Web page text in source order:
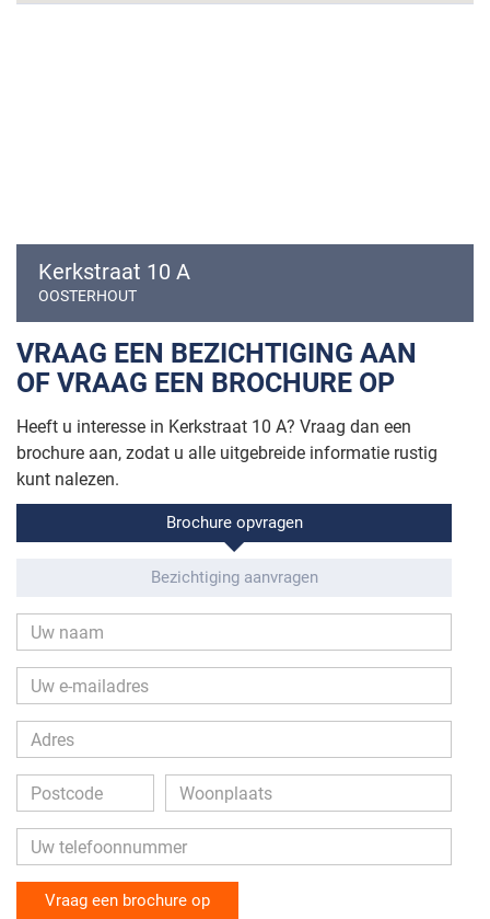
- dienstverlening;
Kerkstraat 10 A
OOSTERHOUT
VRAAG EEN BEZICHTIGING AAN
OF VRAAG EEN BROCHURE OP
Heeft u interesse in Kerkstraat 10 A? Vraag dan een
brochure aan, zodat u alle uitgebreide informatie rustig
kunt nalezen.
Brochure opvragen
Bezichtiging aanvragen